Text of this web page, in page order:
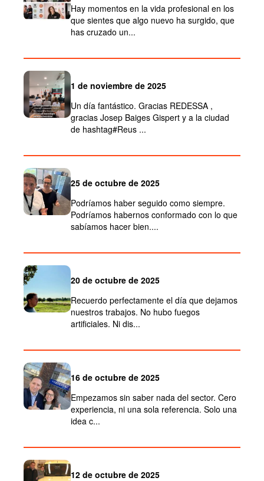
Hay momentos en la vida profesional en los
que sientes que algo nuevo ha surgido, que
has cruzado un...
1 de noviembre de 2025
Un día fantástico. Gracias REDESSA ,
gracias Josep Baiges Gispert y a la ciudad
de hashtag#Reus ...
25 de octubre de 2025
Podríamos haber seguido como siempre.
Podríamos habernos conformado con lo que
sabíamos hacer bien....
20 de octubre de 2025
Recuerdo perfectamente el día que dejamos
nuestros trabajos. No hubo fuegos
artificiales. Ni dis...
16 de octubre de 2025
Empezamos sin saber nada del sector. Cero
experiencia, ni una sola referencia. Solo una
idea c...
12 de octubre de 2025